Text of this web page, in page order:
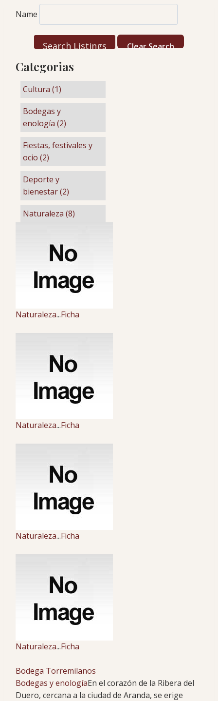
Name
Clear Search
Categorias
Cultura (1)
Bodegas y
enología (2)
Fiestas, festivales y
ocio (2)
Deporte y
bienestar (2)
Naturaleza (8)
Naturaleza...Ficha
Naturaleza...Ficha
Naturaleza...Ficha
Naturaleza...Ficha
Bodega Torremilanos
Bodegas y enologíaEn el corazón de la Ribera del
Duero, cercana a la ciudad de Aranda, se erige